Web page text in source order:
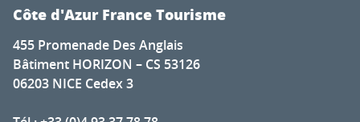
Côte d'Azur France Tourisme
455 Promenade Des Anglais
Bâtiment HORIZON – CS 53126
06203 NICE Cedex 3